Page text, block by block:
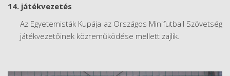
14. játékvezetés
Az Egyetemisták Kupája az Országos Minifutball Szövetség
játékvezetőinek közreműködése mellett zajlik.